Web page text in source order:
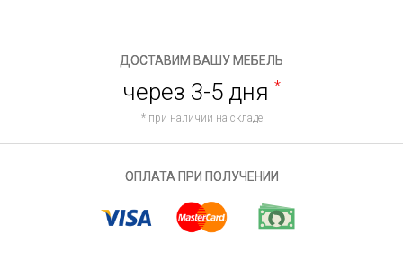
ДОСТАВИМ ВАШУ МЕБЕЛЬ
через 3-5 дня *
* при наличии на складе
ОПЛАТА ПРИ ПОЛУЧЕНИИ